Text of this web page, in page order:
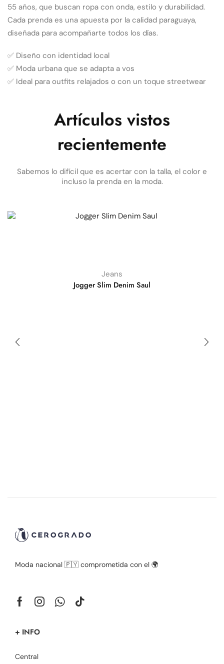
55 años, que buscan ropa con onda, estilo y durabilidad.
Cada prenda es una apuesta por la calidad paraguaya,
diseñada para acompañarte todos los días.
✅ Diseño con identidad local
✅ Moda urbana que se adapta a vos
✅ Ideal para outfits relajados o con un toque streetwear
Artículos vistos
recientemente
Sabemos lo difícil que es acertar con la talla, el color e
incluso la prenda en la moda.
Jeans
Jogger Slim Denim Saul
Moda nacional 🇵🇾 comprometida con el 🌍
+ INFO
Central